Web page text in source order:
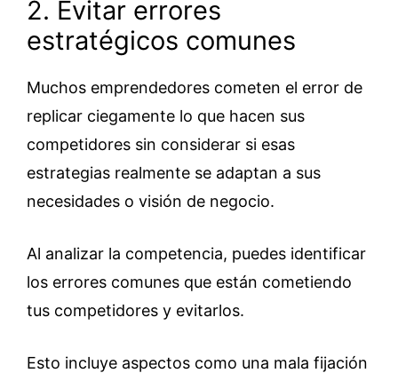
2. Evitar errores
estratégicos comunes
Muchos emprendedores cometen el error de
replicar ciegamente lo que hacen sus
competidores sin considerar si esas
estrategias realmente se adaptan a sus
necesidades o visión de negocio.
Al analizar la competencia, puedes identificar
los errores comunes que están cometiendo
tus competidores y evitarlos.
Esto incluye aspectos como una mala fijación